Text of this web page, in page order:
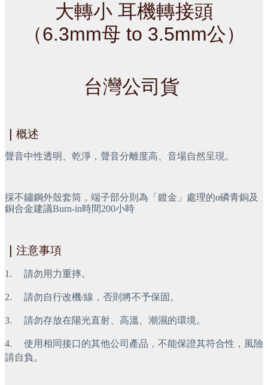
大轉小 耳機轉接頭
（6.3mm母 to 3.5mm公）
台灣公司貨
概述
聲音中性透明、乾淨，聲音分離度高、音場自然呈現。
採不鏽鋼外殼套筒，端子部分則為「鍍金」處理的α磷青銅及
銅合金建議Burn-in時間200小時
注意事項
1.     請勿用力重摔。
2.     請勿自行改機/線，否則將不予保固。
3.     請勿存放在陽光直射、高溫、潮濕的環境。
4.     使用相同接口的其他公司產品，不能保證其符合性，風險
請自負。